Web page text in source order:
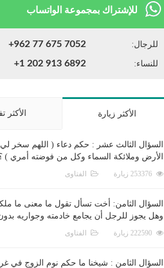
للإشتراك بمجموعة الواتساب
للرجال: +962 77 675 7052
للنساء: +1 202 913 6892
الأكثر زيارة الأكثر
السؤال الثالث عشر : حكم دعاء ( اللهم سخر
الأرض وملائكة السماء وكل من فوضته أمري )
الفتاوى
السؤال الثامن: أخت تسأل تقول ما معنى ما
وهل يجوز للرجل أن يجامع خادمته وجواريه
الفتاوى
السؤال الثامن : شيخنا ما حكم نوم الزوج في